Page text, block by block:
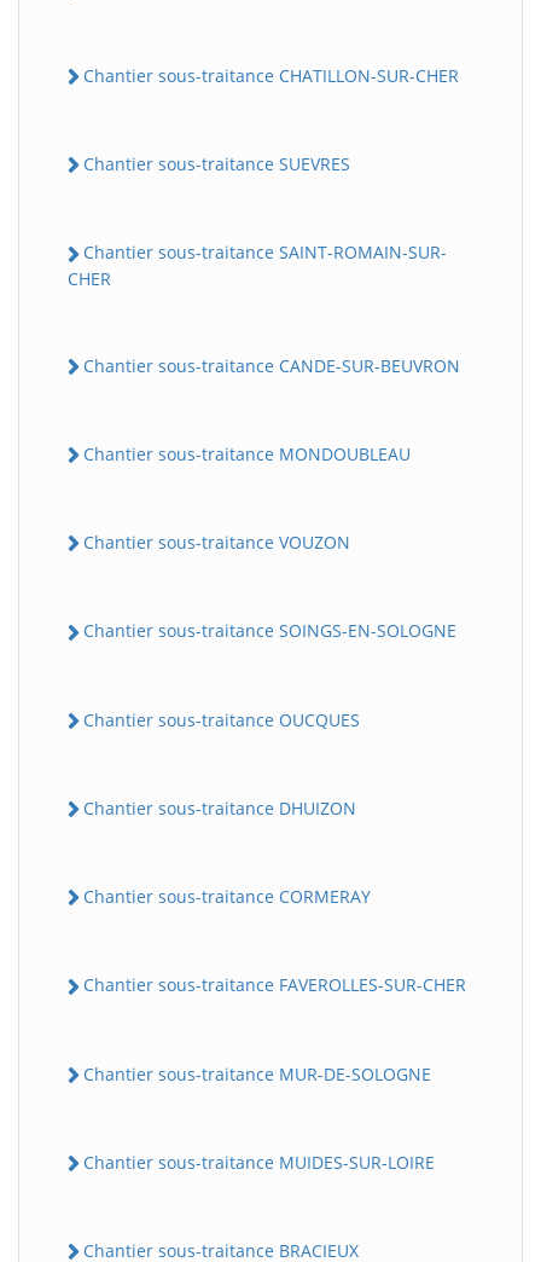
Chantier sous-traitance CHATILLON-SUR-CHER
Chantier sous-traitance SUEVRES
Chantier sous-traitance SAINT-ROMAIN-SUR-
CHER
Chantier sous-traitance CANDE-SUR-BEUVRON
Chantier sous-traitance MONDOUBLEAU
Chantier sous-traitance VOUZON
Chantier sous-traitance SOINGS-EN-SOLOGNE
Chantier sous-traitance OUCQUES
Chantier sous-traitance DHUIZON
Chantier sous-traitance CORMERAY
Chantier sous-traitance FAVEROLLES-SUR-CHER
Chantier sous-traitance MUR-DE-SOLOGNE
Chantier sous-traitance MUIDES-SUR-LOIRE
Chantier sous-traitance BRACIEUX